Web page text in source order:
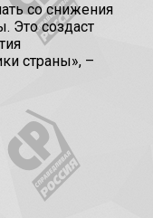
со снижения
Это создаст
страны», –